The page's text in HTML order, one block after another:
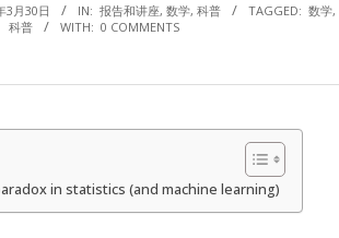
3月30日 IN: 报告和讲座, 数学, 科普 TAGGED: 数学,
科普
WITH: 0 COMMENTS
in statistics (and machine learning)